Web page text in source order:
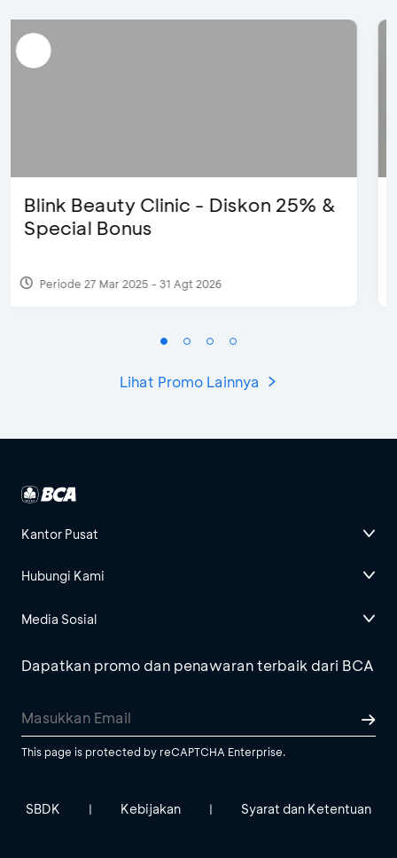
Pomelo - Potongan Rp100 Ribu
Periode 22 Feb 2025
Lihat Promo Lainnya
Kantor Pusat
Hubungi Kami
Media Sosial
Dapatkan promo dan penawaran terbaik dari BCA
This page is protected by reCAPTCHA Enterprise.
SBDK | Kebijakan | Syarat dan Ketentuan